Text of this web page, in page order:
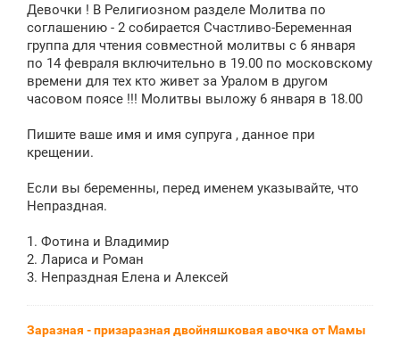
б
щ
н
и
Девочки ! В Религиозном разделе Молитва по
соглашению - 2 собирается Счастливо-Беременная
группа для чтения совместной молитвы с 6 января
по 14 февраля включительно в 19.00 по московскому
времени для тех кто живет за Уралом в другом
часовом поясе !!! Молитвы выложу 6 января в 18.00
Пишите ваше имя и имя супруга , данное при
крещении.
Если вы беременны, перед именем указывайте, что
Непраздная.
1. Фотина и Владимир
2. Лариса и Роман
3. Непраздная Елена и Алексей
Заразная - призаразная двойняшковая авочка от Мамы